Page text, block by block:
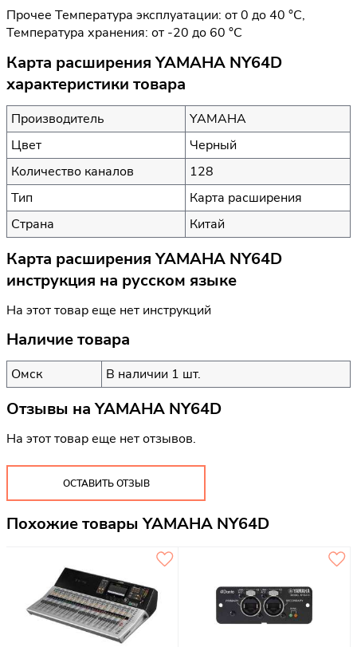
Прочее Температура эксплуатации: от 0 до 40 °C,
Температура хранения: от -20 до 60 °C
Карта расширения YAMAHA NY64D
характеристики товара
Производитель
YAMAHA
Цвет
Черный
Количество каналов
128
Тип
Карта расширения
Страна
Китай
Карта расширения YAMAHA NY64D
инструкция на русском языке
На этот товар еще нет инструкций
Наличие товара
Омск В наличии 1 шт.
Отзывы наYAMAHA NY64D
На этот товар еще нет отзывов.
ОСТАВИТЬ ОТЗЫВ
Похожие товары YAMAHA NY64D